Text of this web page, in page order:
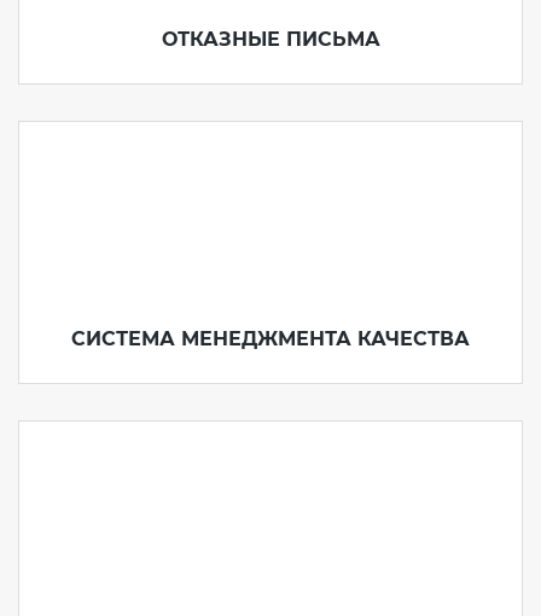
ОТКАЗНЫЕ ПИСЬМА
СИСТЕМА МЕНЕДЖМЕНТА КАЧЕСТВА